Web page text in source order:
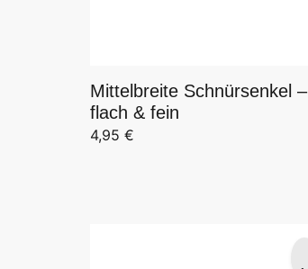
Mittelbreite Schnürsenkel –
flach & fein
4,95 €